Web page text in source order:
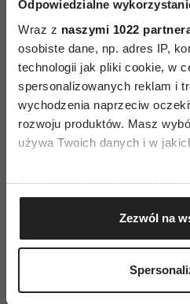
Odpowiedzialne
Wraz z naszymi 1022
osobiste dane, np. adres IP,
technologii jak pliki cookie, w
spersonalizowanych reklam i
wychodzenia naprzeciw
rozwoju produktów. Masz
używa Twoich danych i w
Jeśli wyrazisz na to zgodę,
Gromadzić dane
geograficznej z
Identyfikować Twoje
(fingerprinting, czyli
Zezwól na